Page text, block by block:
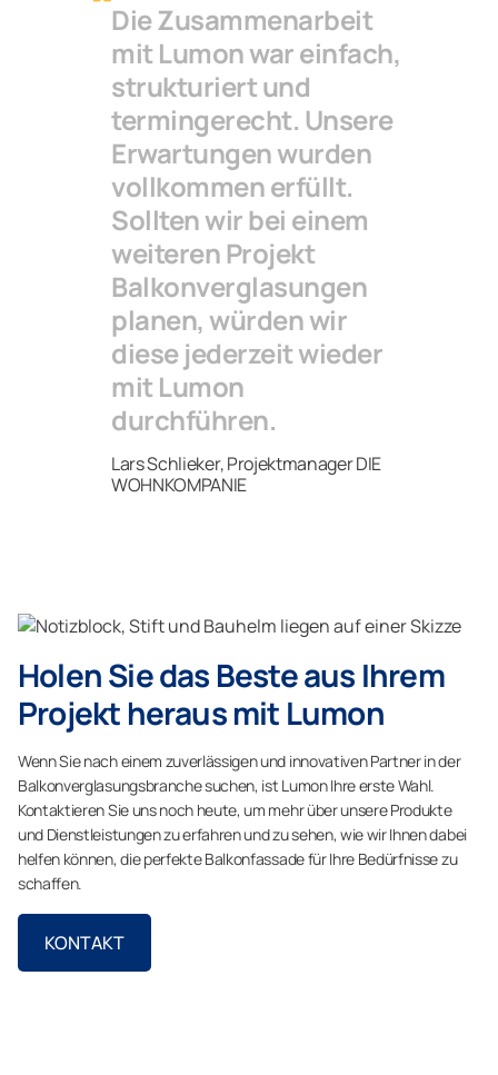
Die Zusammenarbeit
mit Lumon war einfach,
strukturiert und
termingerecht. Unsere
Erwartungen wurden
vollkommen erfüllt.
Sollten wir bei einem
weiteren Projekt
Balkonverglasungen
planen, würden wir
diese jederzeit wieder
mit Lumon
durchführen.
Lars Schlieker, Projektmanager DIE
WOHNKOMPANIE
Holen Sie das Beste aus Ihrem
Projekt heraus mit Lumon
Wenn Sie nach einem zuverlässigen und innovativen Partner in der
Balkonverglasungsbranche suchen, ist Lumon Ihre erste Wahl.
Kontaktieren Sie uns noch heute, um mehr über unsere Produkte
und Dienstleistungen zu erfahren und zu sehen, wie wir Ihnen dabei
helfen können, die perfekte Balkonfassade für Ihre Bedürfnisse zu
schaffen.
KONTAKT